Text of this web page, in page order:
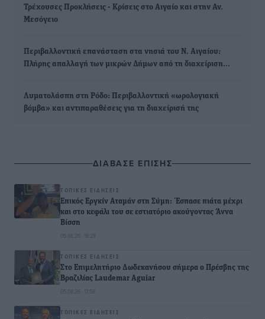
Τρέχουσες Προκλήσεις - Κρίσεις στο Αιγαίο και στην Αν.
Μεσόγειο
Περιβαλλοντική επανάσταση στα νησιά του Ν. Αιγαίου:
Πλήρης απαλλαγή των μικρών Δήμων από τη διαχείριση…
Λυματολάσπη στη Ρόδο: Περιβαλλοντική «ωρολογιακή
βόμβα» και αντιπαραθέσεις για τη διαχείρισή της
ΔΙΑΒΑΣΕ ΕΠΙΣΗΣ
ΤΟΠΙΚΈΣ ΕΙΔΉΣΕΙΣ
Επικός Εργκίν Αταμάν στη Σύμη: Έσπασε πιάτα μέχρι
και στο κεφάλι του σε εστιατόριο ακούγοντας Άννα
Βίσση
05.08.26 · 18:28
ΤΟΠΙΚΈΣ ΕΙΔΉΣΕΙΣ
Στο Επιμελητήριο Δωδεκανήσου σήμερα ο Πρέσβης της
Βραζιλίας Laudemar Aguiar
05.08.26 · 17:58
ΤΟΠΙΚΈΣ ΕΙΔΉΣΕΙΣ